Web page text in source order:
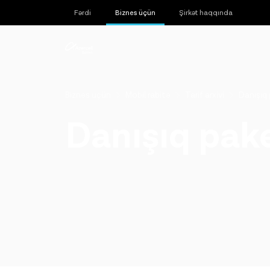
Fərdi Biznes üçün Şirkət haqqında